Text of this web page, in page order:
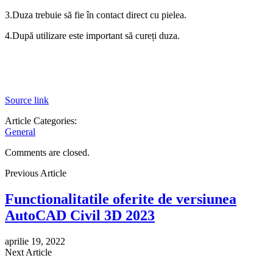
3.Duza trebuie să fie în contact direct cu pielea.
4.După utilizare este important să cureți duza.
Source link
Article Categories:
General
Comments are closed.
Previous Article
Functionalitatile oferite de versiunea
AutoCAD Civil 3D 2023
aprilie 19, 2022
Next Article